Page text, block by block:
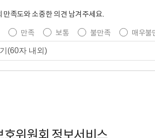
만족도와 소중한 의견 남겨주세요.
만족 보통 불만족 매우불